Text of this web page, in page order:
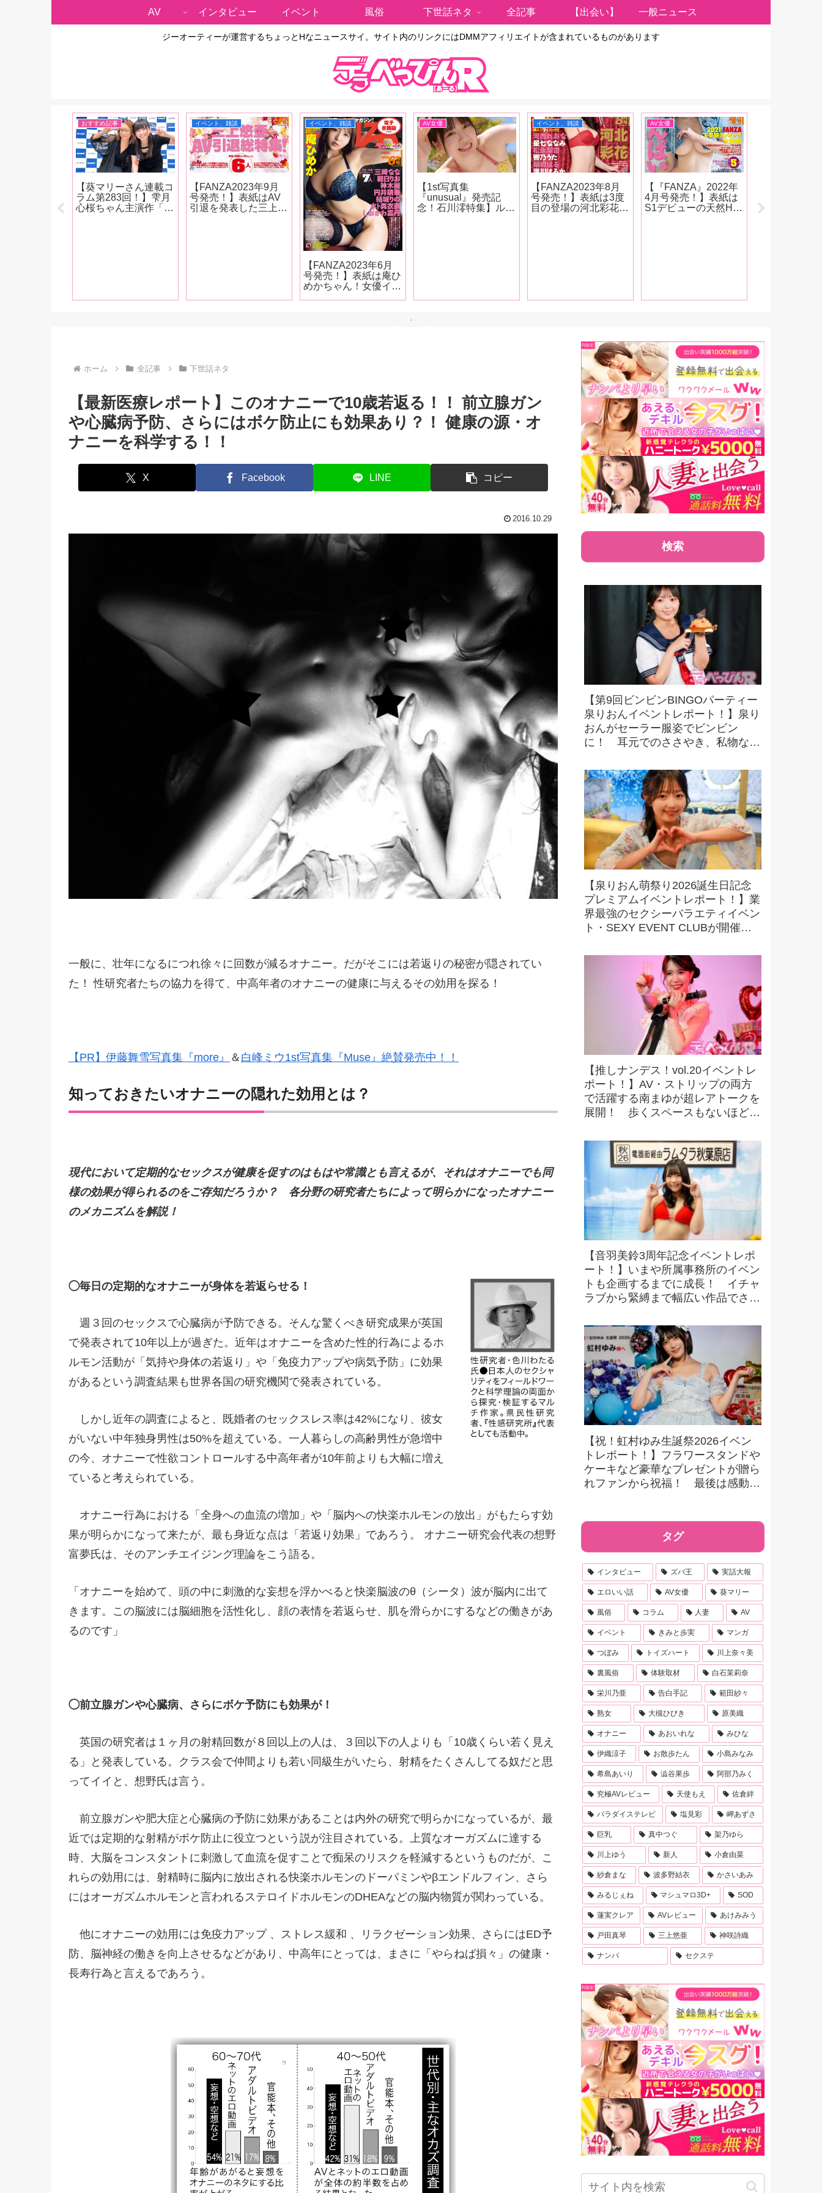
ジーオーティーが運営するちょっとHなニュースサイ。サイト内のリンクにはDMMアフィリエイトが含まれているものがあります
AV インタビュー イベント 風俗 下世話ネタ 全記事 【出会い】 一般ニュース
タビュー】
おすすめ記事
【葵マリーさん連載コ
ラム第283回！】雫月
心桜ちゃん主演作「淫
イベント、雑談
【FANZA2023年9月
号発売！】表紙はAV
引退を発表した三上悠
イベント、雑談
【FANZA2023年6月
号発売！】表紙は庵ひ
めかちゃん！女優イン
井萌華、結城りの、し
AV女優
【1st写真集
『unusual』発売記
念！石川澪特集】ルッ
イベント、雑談
【FANZA2023年8月
号発売！】表紙は3度
目の登場の河北彩花！
AV女優
【『FANZA』2022年
4月号発売！】表紙は
S1デビューの天然Hカ
ップのS1専属
ホーム 全記事 下世話ネタ
【最新医療レポート】このオナニーで10歳若返る！！ 前立腺ガン
や心臓病予防、さらにはボケ防止にも効果あり？！ 健康の源・オ
ナニーを科学する！！
X Facebook LINE コピー
2016.10.29
一般に、壮年になるにつれ徐々に回数が減るオナニー。だがそこには若返りの秘密が隠されてい
た！ 性研究者たちの協力を得て、中高年者のオナニーの健康に与えるその効用を探る！
【PR】伊藤舞雪写真集『more』 ＆ 白峰ミウ1st写真集『Muse』絶賛発売中！！
知っておきたいオナニーの隠れた効用とは？
現代において定期的なセックスが健康を促すのはもはや常識とも言えるが、それはオナニーでも同
様の効果が得られるのをご存知だろうか？ 各分野の研究者たちによって明らかになったオナニー
のメカニズムを解説！
◯毎日の定期的なオナニーが身体を若返らせる！
週３回のセックスで心臓病が予防できる。そんな驚くべき研究成果が英国
で発表されて10年以上が過ぎた。近年はオナニーを含めた性的行為によるホ
ルモン活動が「気持や身体の若返り」や「免疫力アップや病気予防」に効果
があるという調査結果も世界各国の研究機関で発表されている。
しかし近年の調査によると、既婚者のセックスレス率は42%になり、彼女
がいない中年独身男性は50%を超えている。一人暮らしの高齢男性が急増中
の今、オナニーで性欲コントロールする中高年者が10年前よりも大幅に増え
ていると考えられている。
オナニー行為における「全身への血流の増加」や「脳内への快楽ホルモンの放出」がもたらす効
果が明らかになって来たが、最も身近な点は「若返り効果」であろう。 オナニー研究会代表の想野
富夢氏は、そのアンチエイジング理論をこう語る。
「オナニーを始めて、頭の中に刺激的な妄想を浮かべると快楽脳波のθ（シータ）波が脳内に出て
きます。この脳波には脳細胞を活性化し、顔の表情を若返らせ、肌を滑らかにするなどの働きがあ
るのです」
◯前立腺ガンや心臓病、さらにボケ予防にも効果が！
英国の研究者は１ヶ月の射精回数が８回以上の人は、３回以下の人よりも「10歳くらい若く見え
る」と発表している。クラス会で仲間よりも若い同級生がいたら、射精をたくさんしてる奴だと思
ってイイと、想野氏は言う。
前立腺ガンや肥大症と心臓病の予防に効果があることは内外の研究で明らかになっているが、最
近では定期的な射精がボケ防止に役立つという説が注目されている。上質なオーガズムに達する
時、大脳をコンスタントに刺激して血流を促すことで痴呆のリスクを軽減するというものだが、こ
れらの効用には、射精時に脳内に放出される快楽ホルモンのドーパミンやβエンドルフィン、さら
にはオーガズムホルモンと言われるステロイドホルモンのDHEAなどの脳内物質が関わっている。
他にオナニーの効用には免疫力アップ 、ストレス緩和 、リラクゼーション効果、さらにはED予
防、脳神経の働きを向上させるなどがあり、中高年にとっては、まさに「やらねば損々」の健康・
長寿行為と言えるであろう。
検索
【第9回ビンビンBINGOパーティー
泉りおんイベントレポート！】泉り
おんがセーラー服姿でビンビン
に！ 耳元でのささやき、私物など
大興奮！
【泉りおん萌祭り2026誕生日記念
プレミアムイベントレポート！】業
界最強のセクシーバラエティイベン
ト・SEXY EVENT CLUBが開催す
の内容に大興奮！
【推しナンデス！vol.20イベントレ
ポート！】AV・ストリップの両方
で活躍する南まゆが超レアトークを
展開！ 歩くスペースもないほどの
【音羽美鈴3周年記念イベントレポ
ート！】いまや所属事務所のイベン
トも企画するまでに成長！ イチャ
ラブから緊縛まで幅広い作品でさら
【祝！虹村ゆみ生誕祭2026イベン
トレポート！】フラワースタンドや
ケーキなど豪華なプレゼントが贈ら
れファンから祝福！ 最後は感動的
タグ
インタビュー ズバ王 実話大報
エロいい話 AV女優 葵マリー
風俗 コラム 人妻 AV
イベント きみと歩実 マンガ
つぼみ トイズハート 川上奈々美
裏風俗 体験取材 白石茉莉奈
栄川乃亜 告白手記 範田紗々
熟女 大槻ひびき 原美織
オナニー あおいれな みひな
伊織涼子 お散歩たん 小島みなみ
希島あいり 澁谷果歩 阿部乃みく
究極AVレビュー 天使もえ 佐倉絆
パラダイステレビ 塩見彩 岬あずさ
巨乳 真中つぐ 架乃ゆら
川上ゆう 新人 小倉由菜
紗倉まな 波多野結衣 かさいあみ
みるじぇね マシュマロ3D+ SOD
蓮実クレア AVレビュー あけみみう
戸田真琴 三上悠亜 神咲詩織
ナンパ セクステ